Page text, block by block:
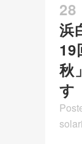
28
浜
19
秋
す